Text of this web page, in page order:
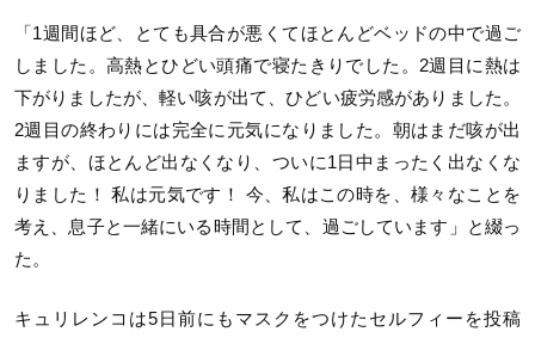
「1週間ほど、とても具合が悪くてほとんどベッドの中で過ご
しました。高熱とひどい頭痛で寝たきりでした。2週目に熱は
下がりましたが、軽い咳が出て、ひどい疲労感がありました。
2週目の終わりには完全に元気になりました。朝はまだ咳が出
ますが、ほとんど出なくなり、ついに1日中まったく出なくな
りました！ 私は元気です！ 今、私はこの時を、様々なことを
考え、息子と一緒にいる時間として、過ごしています」と綴っ
た。
キュリレンコは5日前にもマスクをつけたセルフィーを投稿